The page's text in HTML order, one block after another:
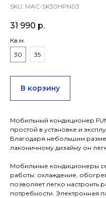
SKU: MAC-SK30HPN03
31 990 р.
Кв.м.
30
35
В корзину
Мобильный кондиционер
простой в установке и
Благодаря небольшим
лаконичному дизайну он
Мобильные кондиционеры
работы: охлаждение,
позволяет легко настроить
потребности. Электронная